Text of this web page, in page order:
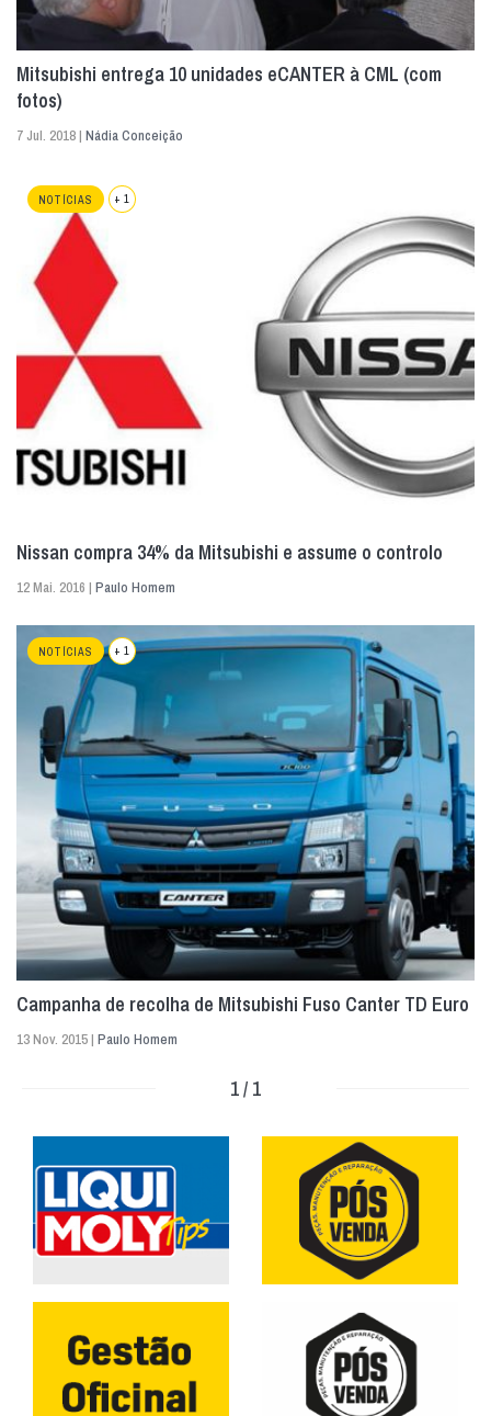
Mitsubishi entrega 10 unidades eCANTER à CML (com
fotos)
7 Jul. 2018 | Nádia Conceição
NOTÍCIAS + 1
Nissan compra 34% da Mitsubishi e assume o controlo
12 Mai. 2016 | Paulo Homem
NOTÍCIAS + 1
Campanha de recolha de Mitsubishi Fuso Canter TD Euro
13 Nov. 2015 | Paulo Homem
1 / 1